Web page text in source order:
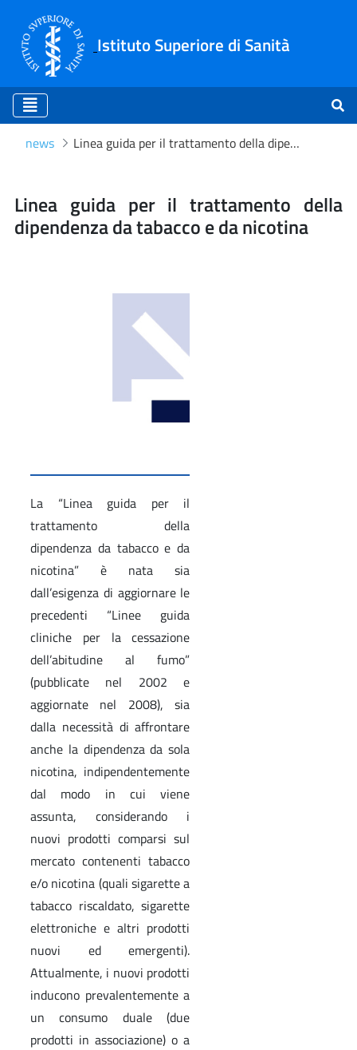
Istituto Superiore di Sanità
news Linea guida per il trattamento della dipendenza da tabacco e da nicotina
Linea guida per il
Linea guida per il trattamento della
dipendenza da tabacco e da nicotina
La “Linea guida per il
trattamento della
dipendenza da tabacco e da
nicotina” è nata sia
dall’esigenza di aggiornare le
precedenti “Linee guida
cliniche per la cessazione
dell’abitudine al fumo”
(pubblicate nel 2002 e
aggiornate nel 2008), sia
dalla necessità di affrontare
anche la dipendenza da sola
nicotina, indipendentemente
dal modo in cui viene
assunta, considerando i
nuovi prodotti comparsi sul
mercato contenenti tabacco
e/o nicotina (quali sigarette a
tabacco riscaldato, sigarette
elettroniche e altri prodotti
nuovi ed emergenti).
Attualmente, i nuovi prodotti
inducono prevalentemente a
un consumo duale (due
prodotti in associazione) o a